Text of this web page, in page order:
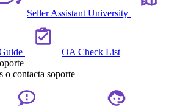
Seller Assistant University
OA Check List
o contacta soporte